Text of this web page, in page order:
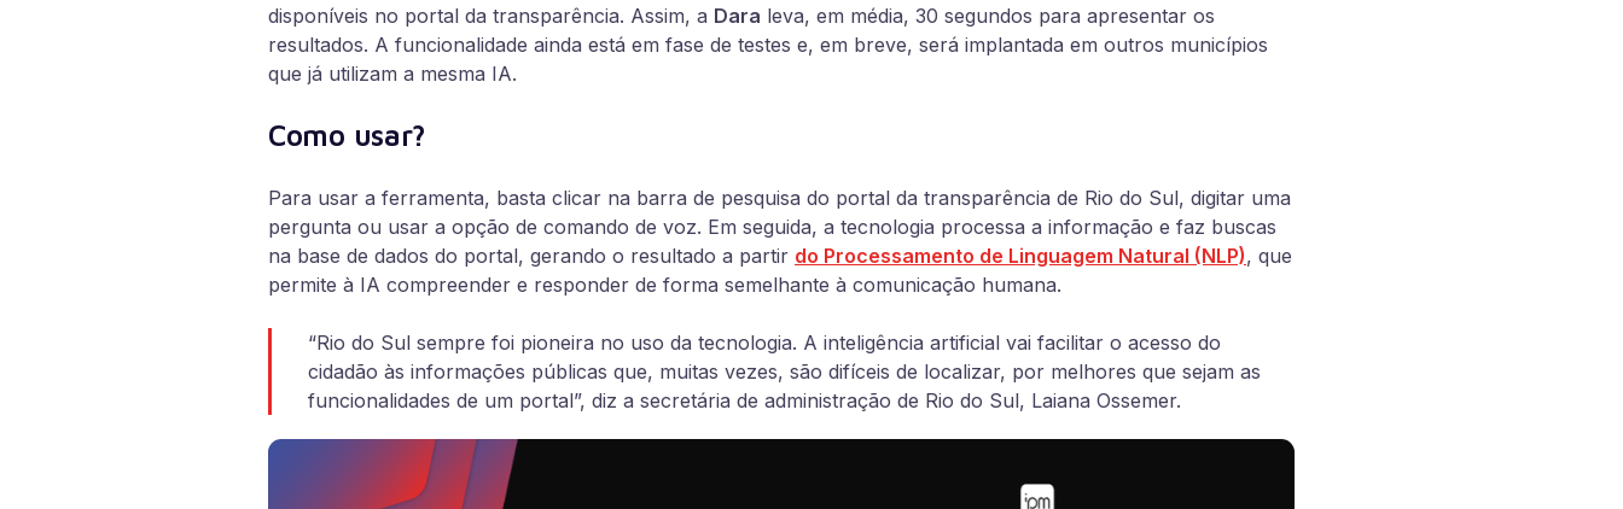
disponíveis no portal da transparência. Assim, a Dara leva, em média, 30 segundos para apresentar os
resultados. A funcionalidade ainda está em fase de testes e, em breve, será implantada em outros municípios
que já utilizam a mesma IA.
Como usar?
Para usar a ferramenta, basta clicar na barra de pesquisa do portal da transparência de Rio do Sul, digitar uma
pergunta ou usar a opção de comando de voz. Em seguida, a tecnologia processa a informação e faz buscas
na base de dados do portal, gerando o resultado a partir do Processamento de Linguagem Natural (NLP), que
permite à IA compreender e responder de forma semelhante à comunicação humana.
“Rio do Sul sempre foi pioneira no uso da tecnologia. A inteligência artificial vai facilitar o acesso do
cidadão às informações públicas que, muitas vezes, são difíceis de localizar, por melhores que sejam as
funcionalidades de um portal”, diz a secretária de administração de Rio do Sul, Laiana Ossemer.